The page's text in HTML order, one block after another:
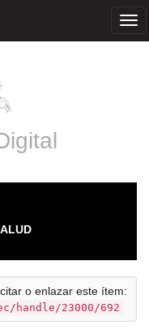
o enlazar este ítem:
23000/692